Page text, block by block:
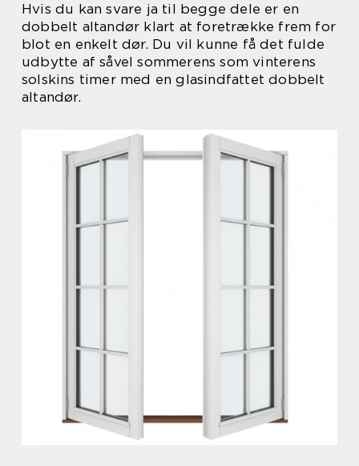
Hvis du kan svare ja til begge dele er en
dobbelt altandør klart at foretrække frem for
blot en enkelt dør. Du vil kunne få det fulde
udbytte af såvel sommerens som vinterens
solskins timer med en glasindfattet dobbelt
altandør.